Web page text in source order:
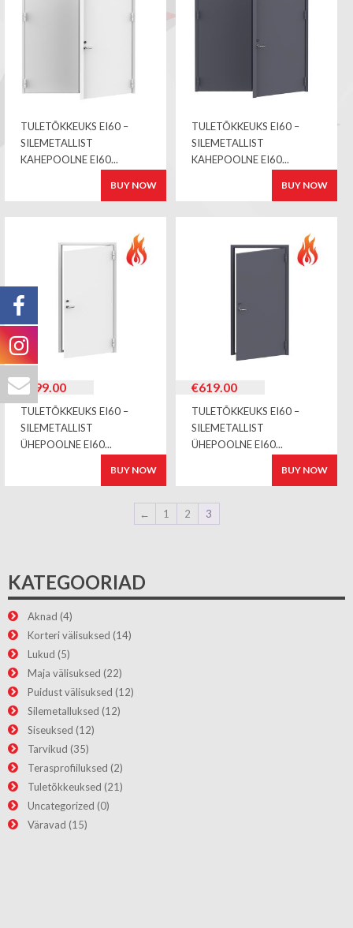
TULETÕKKEUKS EI60 –
SILEMETALLIST
KAHEPOOLNE EI60...
BUY NOW
TULETÕKKEUKS EI60 –
SILEMETALLIST
KAHEPOOLNE EI60...
BUY NOW
€599.00
TULETÕKKEUKS EI60 –
SILEMETALLIST
ÜHEPOOLNE EI60...
BUY NOW
€619.00
TULETÕKKEUKS EI60 –
SILEMETALLIST
ÜHEPOOLNE EI60...
BUY NOW
← 1 2 3
KATEGOORIAD
Aknad (4)
Korteri välisuksed (14)
Lukud (5)
Maja välisuksed (22)
Puidust välisuksed (12)
Silemetalluksed (12)
Siseuksed (12)
Tarvikud (35)
Terasprofiiluksed (2)
Tuletõkkeuksed (21)
Uncategorized (0)
Väravad (15)